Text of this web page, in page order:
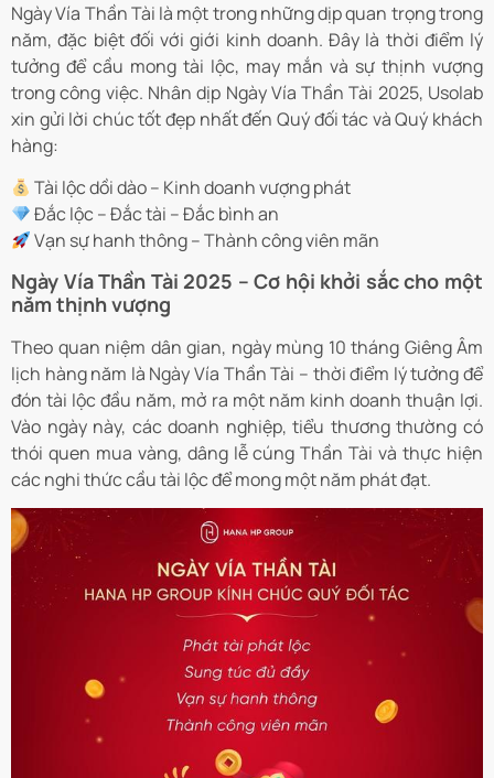
Ngày Vía Thần Tài là một trong những dịp quan trọng trong
năm, đặc biệt đối với giới kinh doanh. Đây là thời điểm lý
tưởng để cầu mong tài lộc, may mắn và sự thịnh vượng
trong công việc. Nhân dịp Ngày Vía Thần Tài 2025, Usolab
xin gửi lời chúc tốt đẹp nhất đến Quý đối tác và Quý khách
hàng:
Tài lộc dồi dào – Kinh doanh vượng phát
Đắc lộc – Đắc tài – Đắc bình an
Vạn sự hanh thông – Thành công viên mãn
Ngày Vía Thần Tài 2025 – Cơ hội khởi sắc cho một
năm thịnh vượng
Theo quan niệm dân gian, ngày mùng 10 tháng Giêng Âm
lịch hàng năm là Ngày Vía Thần Tài – thời điểm lý tưởng để
đón tài lộc đầu năm, mở ra một năm kinh doanh thuận lợi.
Vào ngày này, các doanh nghiệp, tiểu thương thường có
thói quen mua vàng, dâng lễ cúng Thần Tài và thực hiện
các nghi thức cầu tài lộc để mong một năm phát đạt.